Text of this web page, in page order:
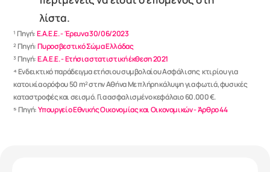
λίστα.
¹ Πηγή: Ε.Α.Ε.Ε. - Έρευνα 30/06/2023
² Πηγή: Πυροσβεστικό Σώμα Ελλάδας
³ Πηγή: Ε.Α.Ε.Ε. - Ετήσια στατιστική έκθεση 2021
⁴ Ενδεικτικό παράδειγμα ετήσιου συμβολαίου Ασφάλισης  κτιρίου για
κατοικία ορόφου 50 m² στην Αθήνα Με πλήρη κάλυψη για φωτιά, φυσικές
καταστροφές και σεισμό. Για ασφαλισμένο κεφάλαιο 60.000 €.
⁵ Πηγή: Υπουργείο Εθνικής Οικονομίας και Οικονομικών - Άρθρο 44